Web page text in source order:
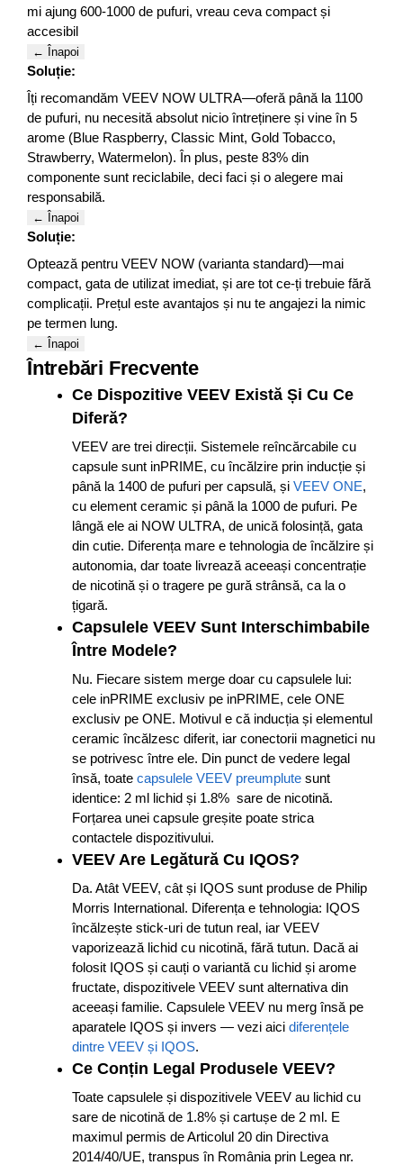
mi ajung 600-1000 de pufuri, vreau ceva compact și
accesibil
← Înapoi
Soluție:
Îți recomandăm VEEV NOW ULTRA—oferă până la 1100
de pufuri, nu necesită absolut nicio întreținere și vine în 5
arome (Blue Raspberry, Classic Mint, Gold Tobacco,
Strawberry, Watermelon). În plus, peste 83% din
componente sunt reciclabile, deci faci și o alegere mai
responsabilă.
← Înapoi
Soluție:
Optează pentru VEEV NOW (varianta standard)—mai
compact, gata de utilizat imediat, și are tot ce-ți trebuie fără
complicații. Prețul este avantajos și nu te angajezi la nimic
pe termen lung.
← Înapoi
Întrebări Frecvente
Ce Dispozitive VEEV Există Și Cu Ce
Diferă?
VEEV are trei direcții. Sistemele reîncărcabile cu
capsule sunt inPRIME, cu încălzire prin inducție și
până la 1400 de pufuri per capsulă, și VEEV ONE,
cu element ceramic și până la 1000 de pufuri. Pe
lângă ele ai NOW ULTRA, de unică folosință, gata
din cutie. Diferența mare e tehnologia de încălzire și
autonomia, dar toate livrează aceeași concentrație
de nicotină și o tragere pe gură strânsă, ca la o
țigară.
Capsulele VEEV Sunt Interschimbabile
Între Modele?
Nu. Fiecare sistem merge doar cu capsulele lui:
cele inPRIME exclusiv pe inPRIME, cele ONE
exclusiv pe ONE. Motivul e că inducția și elementul
ceramic încălzesc diferit, iar conectorii magnetici nu
se potrivesc între ele. Din punct de vedere legal
însă, toate capsulele VEEV preumplute sunt
identice: 2 ml lichid și 1.8% sare de nicotină.
Forțarea unei capsule greșite poate strica
contactele dispozitivului.
VEEV Are Legătură Cu IQOS?
Da. Atât VEEV, cât și IQOS sunt produse de Philip
Morris International. Diferența e tehnologia: IQOS
încălzește stick-uri de tutun real, iar VEEV
vaporizează lichid cu nicotină, fără tutun. Dacă ai
folosit IQOS și cauți o variantă cu lichid și arome
fructate, dispozitivele VEEV sunt alternativa din
aceeași familie. Capsulele VEEV nu merg însă pe
aparatele IQOS și invers — vezi aici diferențele
dintre VEEV și IQOS.
Ce Conțin Legal Produsele VEEV?
Toate capsulele și dispozitivele VEEV au lichid cu
sare de nicotină de 1.8% și cartușe de 2 ml. E
maximul permis de Articolul 20 din Directiva
2014/40/UE, transpus în România prin Legea nr.